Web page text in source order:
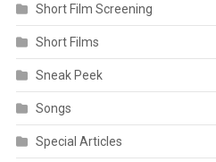
Short Film Screening
Short Films
Sneak Peek
Songs
Special Articles